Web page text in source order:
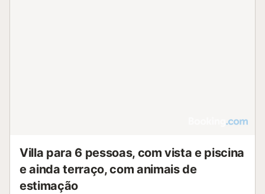
Villa para 6 pessoas, com vista e piscina
e ainda terraço, com animais de
estimação